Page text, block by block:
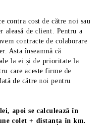
contra cost de către noi sau
aleasă de client. Pentru a
contracte de colaborare
Asta înseamnă că
la ei și de prioritate la
care aceste firme de
de către noi pentru
apoi se calculează în
colet + distanța în km.